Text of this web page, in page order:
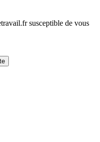
susceptible de vous